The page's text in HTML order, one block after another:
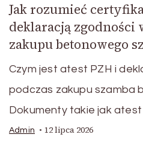
Jak rozumieć
deklaracją zgodności
zakupu betonowego
Czym jest atest PZH i
podczas zakupu szamba
Dokumenty takie jak
Admin 12 lipca 2026